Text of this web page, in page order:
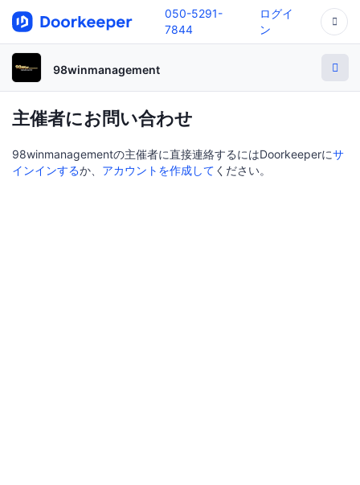
050-5291-
7844
ログイ
ン
98winmanagement
主催者にお問い合わせ
98winmanagementの主催者に直接連絡するにはDoorkeeperにサ
インインするか、 アカウントを作成して ください。